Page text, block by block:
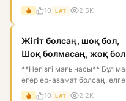
биікке ұм...
10 LAT 2.5K
Жігіт болсаң, шоқ бол,
Шоқ болмасаң, жоқ
**Негізгі мағынасы** Бұл
егер ер-азамат болсаң, елге
10 LAT 2.2K